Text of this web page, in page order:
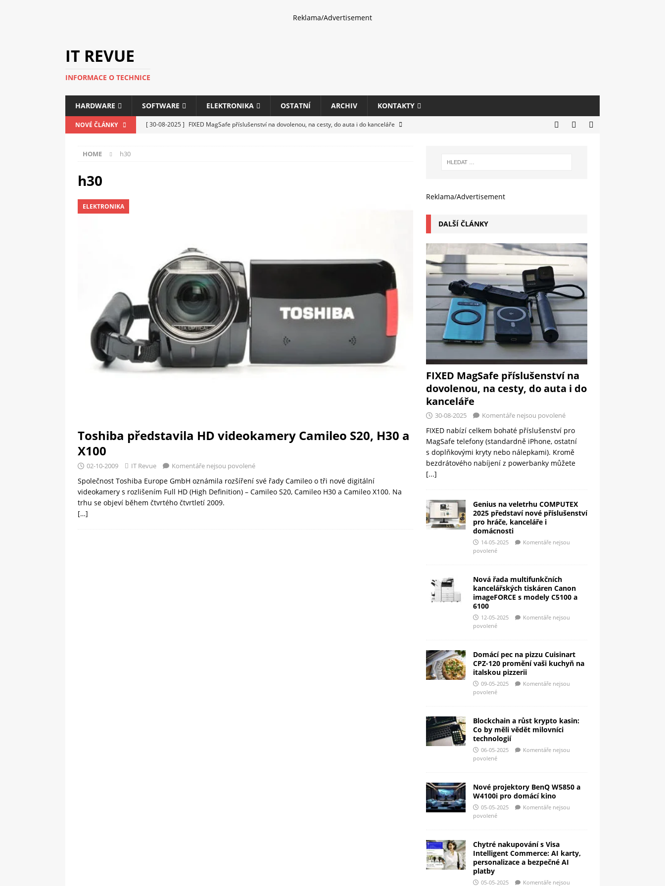
Reklama/Advertisement
IT REVUE
INFORMACE O TECHNICE
HARDWARE SOFTWARE ELEKTRONIKA OSTATNÍ ARCHIV KONTAKTY
NOVÉ ČLÁNKY [ 30-08-2025 ] FIXED MagSafe příslušenství na dovolenou, na cesty, do auta i do kanceláře
[ 06-05-2025 ] Blockchain a růst krypto kasin: Co by měli vědět milovníci technologií
SOFTWARE
HOME h30
h30
ELEKTRONIKA
Toshiba představila HD videokamery Camileo S20, H30 a
X100
02-10-2009 IT Revue Komentáře nejsou povolené
Společnost Toshiba Europe GmbH oznámila rozšíření své řady Camileo o tři nové digitální
videokamery s rozlišením Full HD (High Definition) – Camileo S20, Camileo H30 a Camileo X100. Na
trhu se objeví během čtvrtého čtvrtletí 2009.
[…]
Reklama/Advertisement
DALŠÍ ČLÁNKY
FIXED MagSafe příslušenství na
dovolenou, na cesty, do auta i do
kanceláře
30-08-2025 Komentáře nejsou povolené
FIXED nabízí celkem bohaté příslušenství pro
MagSafe telefony (standardně iPhone, ostatní
s doplňkovými kryty nebo nálepkami). Kromě
bezdrátového nabíjení z powerbanky můžete
[...]
Genius na veletrhu COMPUTEX
2025 představí nové příslušenství
pro hráče, kanceláře i
domácnosti
14-05-2025
Komentáře nejsou
povolené
Nová řada multifunkčních
kancelářských tiskáren Canon
imageFORCE s modely C5100 a
6100
12-05-2025
Komentáře nejsou
povolené
Domácí pec na pizzu Cuisinart
CPZ-120 promění vaši kuchyň na
italskou pizzerii
09-05-2025
Komentáře nejsou
povolené
Blockchain a růst krypto kasin:
Co by měli vědět milovníci
technologií
06-05-2025
Komentáře nejsou
povolené
Nové projektory BenQ W5850 a
W4100i pro domácí kino
05-05-2025
Komentáře nejsou
povolené
Chytré nakupování s Visa
Intelligent Commerce: AI karty,
personalizace a bezpečné AI
platby
05-05-2025 Komentáře nejsou